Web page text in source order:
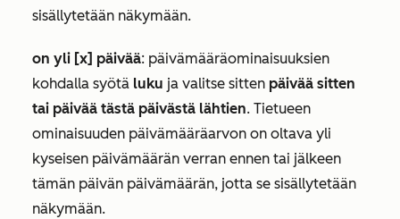
sisällytetään näkymään.
on yli [x] päivää: päivämääräominaisuuksien
kohdalla syötä luku ja valitse sitten päivää sitten
tai päivää tästä päivästä lähtien. Tietueen
ominaisuuden päivämääräarvon on oltava yli
kyseisen päivämäärän verran ennen tai jälkeen
tämän päivän päivämäärän, jotta se sisällytetään
näkymään.